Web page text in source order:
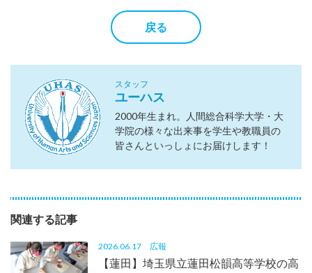
戻る
スタッフ
ユーハス
2000年生まれ。人間総合科学大学・大
学院の様々な出来事を学生や教職員の
皆さんといっしょにお届けします！
関連する記事
2026.06.17 広報
【蓮田】埼玉県立蓮田松韻高等学校の高